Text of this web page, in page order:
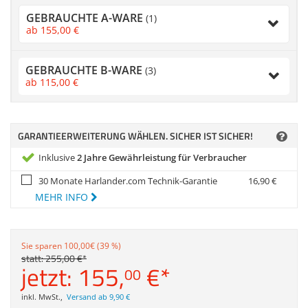
Anmelden | Registrieren
GEBRAUCHTE A-WARE (1)
ab 155,00 €
GEBRAUCHTE B-WARE (3)
ab 115,00 €
GARANTIEERWEITERUNG WÄHLEN. SICHER IST SICHER!
Inklusive2 Jahre Gewährleistung für Verbraucher
30 Monate Harlander.com Technik-Garantie
16,90€
MEHR INFO
Sie sparen 100,00€ (39 %)
statt:255,00€*
jetzt: 155,00 €*
inkl. MwSt., Versand ab 9,90 €